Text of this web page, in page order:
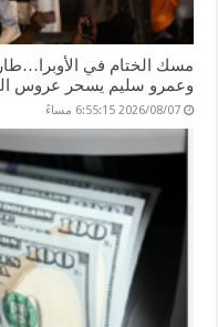
مسك الختام في
وعمرو سليم يسحر عروس
2026/08/07 6:55:15 مساءً